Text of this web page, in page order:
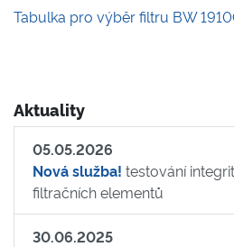
Tabulka pro výběr filtru BW
Aktuality
05.05.2026
Nová služba! testování
filtračních elementů
30.06.2025